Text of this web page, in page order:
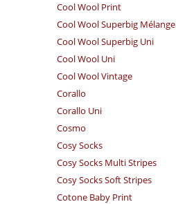
Cool Wool Print
Cool Wool Superbig Mélange
Cool Wool Superbig Uni
Cool Wool Uni
Cool Wool Vintage
Corallo
Corallo Uni
Cosmo
Cosy Socks
Cosy Socks Multi Stripes
Cosy Socks Soft Stripes
Cotone Baby Print